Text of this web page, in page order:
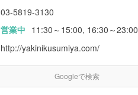
03-5819-3130
営業中 11:30～15:00, 16:30～23:00
http://yakinikusumiya.com/
Googleで検索